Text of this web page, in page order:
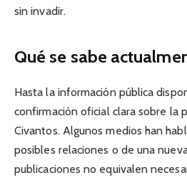
sin invadir.
Qué se sabe
Hasta la información pública
confirmación oficial clara sobre la
Civantos. Algunos medios han
posibles relaciones o de una
publicaciones no equivalen